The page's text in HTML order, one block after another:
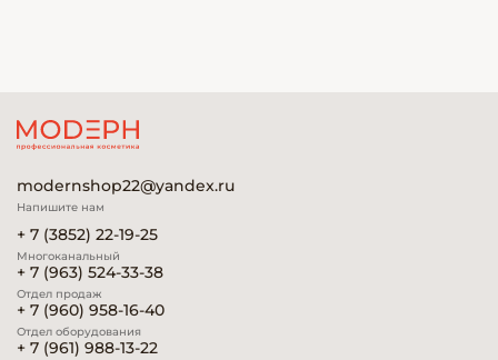
modernshop22@yandex.ru
Напишите нам
+ 7 (3852) 22-19-25
Многоканальный
+ 7 (963) 524-33-38
Отдел продаж
+ 7 (960) 958-16-40
Отдел оборудования
+ 7 (961) 988-13-22